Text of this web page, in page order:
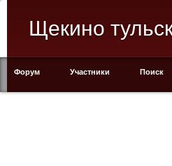
Щекино
Форум Участники Поиск